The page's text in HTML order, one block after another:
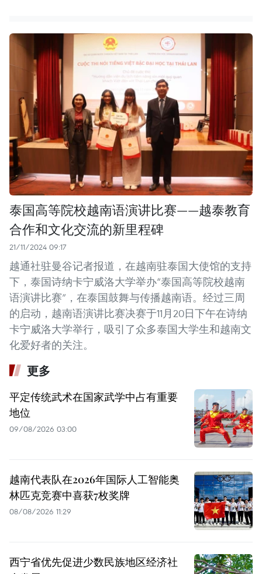
泰国高等院校越南语演讲比赛——越泰教育
合作和文化交流的新里程碑
21/11/2024 09:17
越通社驻曼谷记者报道，在越南驻泰国大使馆的支持
下，泰国诗纳卡宁威洛大学举办“泰国高等院校越南
语演讲比赛”，在泰国鼓舞与传播越南语。经过三周
的启动，越南语演讲比赛决赛于11月20日下午在诗纳
卡宁威洛大学举行，吸引了众多泰国大学生和越南文
化爱好者的关注。
更多
平定传统武术在国家武学中占有重要
地位
09/08/2026 03:00
越南代表队在2026年国际人工智能奥
林匹克竞赛中喜获7枚奖牌
08/08/2026 11:29
西宁省优先促进少数民族地区经济社